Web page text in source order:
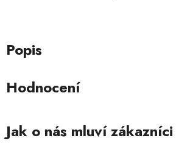
Popis
Hodnocení